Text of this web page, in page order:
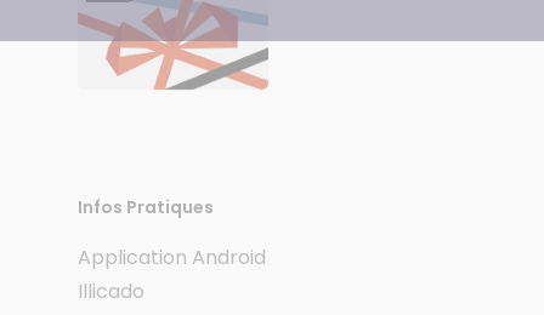
Infos Pratiques
Application Android
Illicado